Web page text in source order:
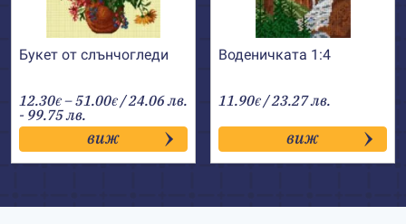
Букет от слънчогледи
12.30€ –51.00€Price
range:
12.30€
through
51.00€
/ 24.06 лв.
- 99.75 лв.
виж
Воденичката 1:4
11.90€ / 23.27 лв.
виж